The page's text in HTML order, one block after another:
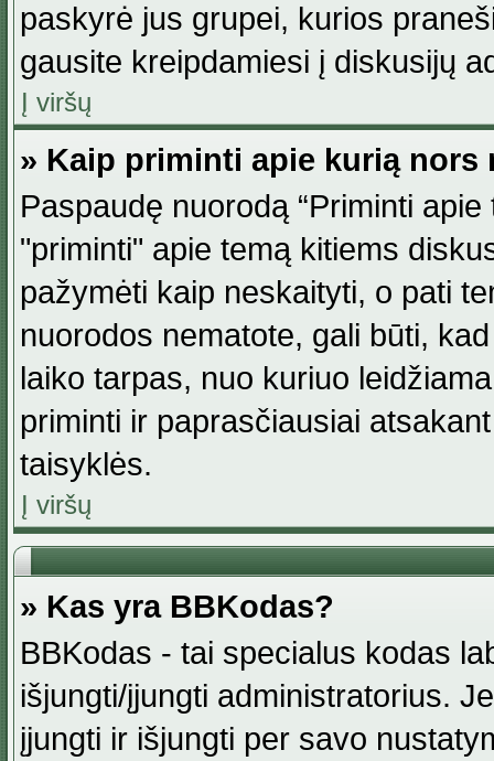
paskyrė jus grupei, kurios
gausite kreipdamiesi į diskusijų
Į viršų
» Kaip priminti apie kurią nors
Paspaudę nuorodą “Priminti
"priminti" apie temą kitiems
pažymėti kaip neskaityti, o pati
nuorodos nematote, gali būti,
laiko tarpas, nuo kuriuo
priminti ir paprasčiausiai
taisyklės.
Į viršų
» Kas yra BBKodas?
BBKodas - tai specialus kodas
išjungti/įjungti administratorius.
įjungti ir išjungti per savo